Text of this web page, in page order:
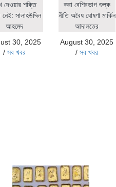
দেওয়ার শক্তি
সালাহউদ্দিন
আহমেদ
30, 2025
/সব খবর
করা বেশিরভাগ শুল্ক
নীতি অবৈধ ঘোষণা মার্কিন
আদালতের
August 30, 2025
/সব খবর